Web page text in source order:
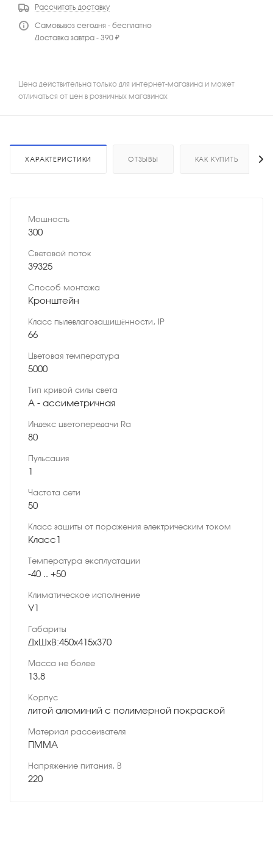
Рассчитать доставку
Самовывоз сегодня - бесплатно
Доставка завтра - 390 ₽
Цена действительна только для интернет-магазина и может
отличаться от цен в розничных магазинах
ХАРАКТЕРИСТИКИ ОТЗЫВЫ КАК КУПИТЬ
Мощность
300
Световой поток
39325
Способ монтажа
Кронштейн
Класс пылевлагозащищённости, IP
66
Цветовая температура
5000
Тип кривой силы света
A - ассиметричная
Индекс цветопередачи Ra
80
Пульсация
1
Частота сети
50
Класс защиты от поражения электрическим током
Класс1
Температура эксплуатации
-40 .. +50
Климатическое исполнение
У1
Габариты
ДхШхВ:450х415х370
Масса не более
13.8
Корпус
литой алюминий с полимерной покраской
Материал рассеивателя
ПММА
Напряжение питания, В
220